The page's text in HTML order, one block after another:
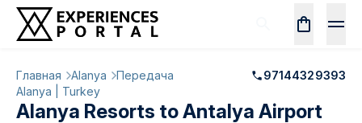
Главная Alanya Передача
97144329393
Alanya | Turkey
Alanya Resorts to Antalya Airport